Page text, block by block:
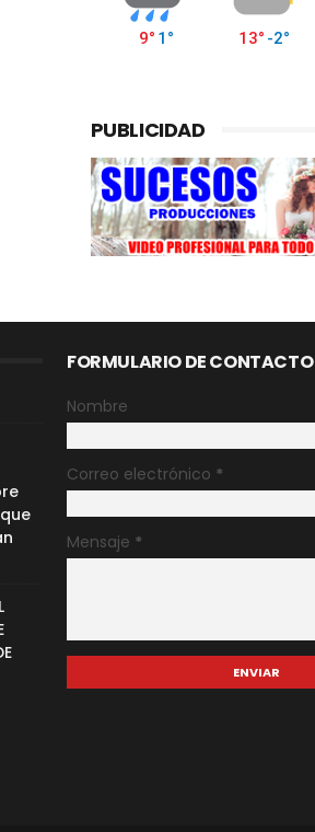
PUBLICIDAD
FORMULARIO DE CONTACTO
Nombre
Correo electrónico *
Mensaje *